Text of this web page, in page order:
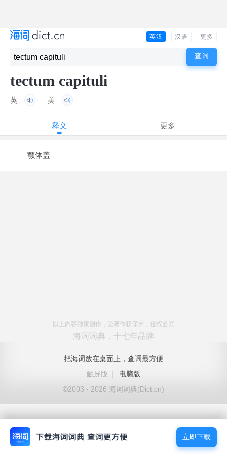
英汉 汉语 更多
tectum capituli
英 美
释义 更多
颚体盖
以上内容独家创作，受著作权保护，侵权必究
海词词典，十七年品牌
把海词放在桌面上，查词最方便
触屏版
|
电脑版
©2003 - 2026 海词词典(Dict.cn)
立即下载
立即下载